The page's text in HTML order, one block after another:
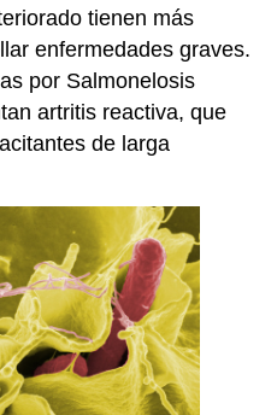
tienen más
enfermedades graves.
por Salmonelosis
artritis reactiva, que
de larga